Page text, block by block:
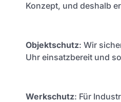
Konzept, und deshalb
Objektschutz: Wir
Uhr einsatzbereit und
Werkschutz: Für